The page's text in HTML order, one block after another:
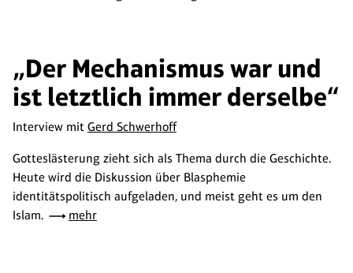
„Der Mechanismus war und
ist letztlich immer derselbe“
Interview mit Gerd Schwerhoff
Gotteslästerung zieht sich als Thema durch die Geschichte.
Heute wird die Diskussion über Blasphemie
identitätspolitisch aufgeladen, und meist geht es um den
Islam.
mehr